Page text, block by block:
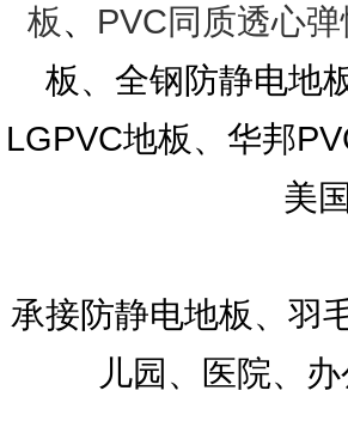
板、 PVC同质透心
板、全钢防静电地
LGPVC地板、华邦
美
承接防静电地板、羽
儿园、医院、